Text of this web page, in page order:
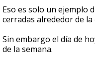
Eso es solo un ejemplo
cerradas alrededor de
Sin embargo el día de
de la semana.